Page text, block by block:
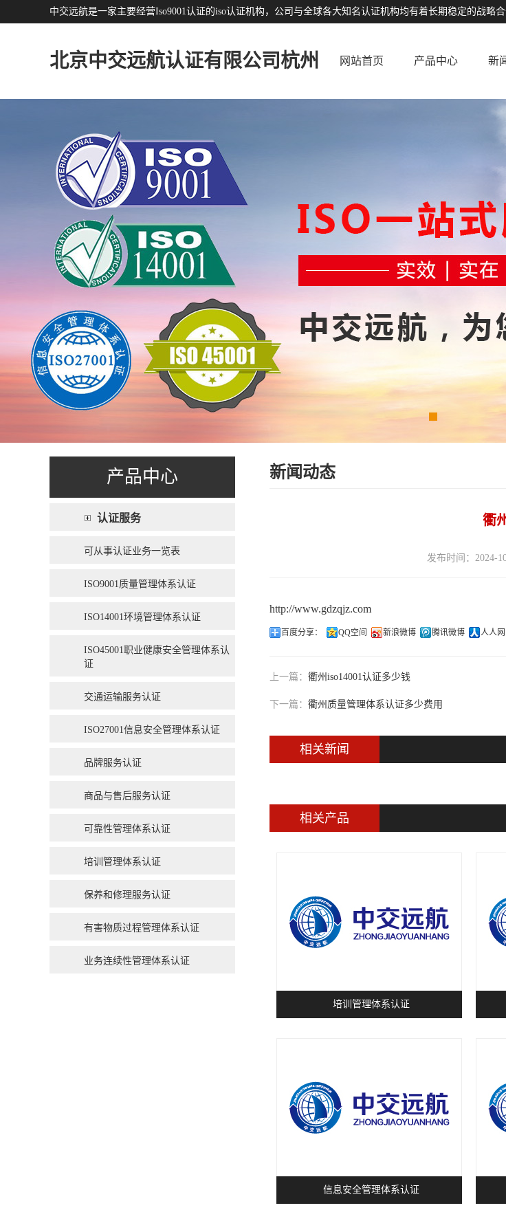
中交远航是一家主要经营Iso9001认证的iso认证机构，公司与全球各大知名认证机构均有着长期稳定的战略合
北京中交远航认证有限公司杭州
分公司
网站首页 产品中心 新
产品中心
认证服务
可从事认证业务一览表
ISO9001质量管理体系认证
ISO14001环境管理体系认证
ISO45001职业健康安全管理体系认
证
交通运输服务认证
ISO27001信息安全管理体系认证
品牌服务认证
商品与售后服务认证
可靠性管理体系认证
培训管理体系认证
保养和修理服务认证
有害物质过程管理体系认证
业务连续性管理体系认证
新闻动态
衢
发布时间：2024-
http://www.gdzqjz.com
百度分享： QQ空间 新浪微博 腾讯微博 人人网
上一篇： 衢州iso14001认证多少钱
下一篇： 衢州质量管理体系认证多少费用
相关新闻
相关产品
培训管理体系认证
信息安全管理体系认证